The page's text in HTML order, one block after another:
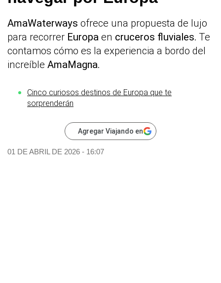
AmaWaterways ofrece una propuesta de lujo
para recorrer Europa en cruceros fluviales. Te
contamos cómo es la experiencia a bordo del
increíble AmaMagna.
Cinco curiosos destinos de Europa que te
sorprenderán
Agregar Viajando en
01 DE ABRIL DE 2026 - 16:07